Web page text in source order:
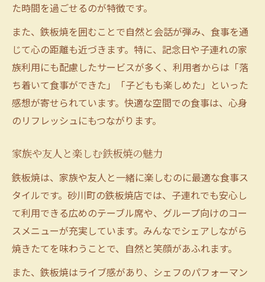
た時間を過ごせるのが特徴です。
また、鉄板焼を囲むことで自然と会話が弾み、食事を通
じて心の距離も近づきます。特に、記念日や子連れの家
族利用にも配慮したサービスが多く、利用者からは「落
ち着いて食事ができた」「子どもも楽しめた」といった
感想が寄せられています。快適な空間での食事は、心身
のリフレッシュにもつながります。
家族や友人と楽しむ鉄板焼の魅力
鉄板焼は、家族や友人と一緒に楽しむのに最適な食事ス
タイルです。砂川町の鉄板焼店では、子連れでも安心し
て利用できる広めのテーブル席や、グループ向けのコー
スメニューが充実しています。みんなでシェアしながら
焼きたてを味わうことで、自然と笑顔があふれます。
また、鉄板焼はライブ感があり、シェフのパフォーマン